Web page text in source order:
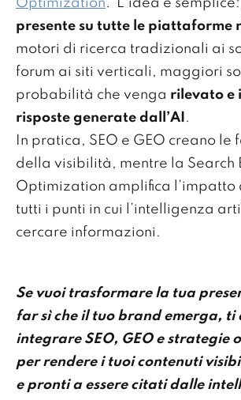
Optimization. L’idea è
presente su tutte le piattaforme
motori di ricerca tradizionali ai
forum ai siti verticali, maggiori
probabilità che venga rilevato e
risposte generate dall’AI .
In pratica, SEO e GEO creano le
della visibilità, mentre la Search
Optimization amplifica l’impatto
tutti i punti in cui l’intelligenza
cercare informazioni.
Se vuoi trasformare la tua
far sì che il tuo brand emerga, ti
integrare SEO, GEO e strategie
per rendere i tuoi contenuti
e pronti a essere citati dalle